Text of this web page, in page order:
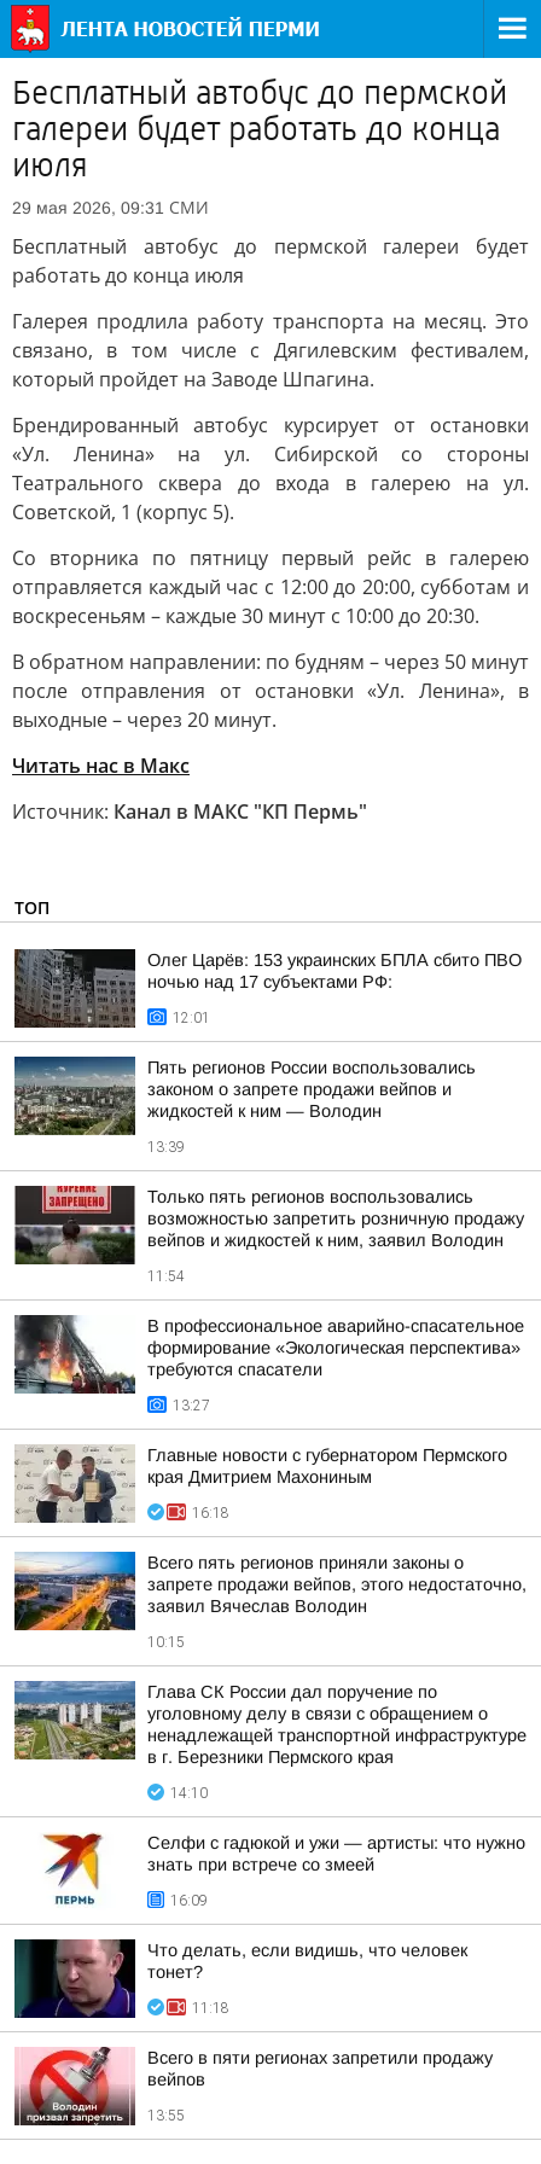
Бесплатный автобус до пермской
галереи будет работать до конца
июля
29 мая 2026, 09:31 СМИ
Бесплатный автобус до пермской галереи будет
работать до конца июля
Галерея продлила работу транспорта на месяц. Это
связано, в том числе с Дягилевским фестивалем,
который пройдет на Заводе Шпагина.
Брендированный автобус курсирует от остановки
«Ул. Ленина» на ул. Сибирской со стороны
Театрального сквера до входа в галерею на ул.
Советской, 1 (корпус 5).
Со вторника по пятницу первый рейс в галерею
отправляется каждый час с 12:00 до 20:00, субботам и
воскресеньям – каждые 30 минут с 10:00 до 20:30.
В обратном направлении: по будням – через 50 минут
после отправления от остановки «Ул. Ленина», в
выходные – через 20 минут.
Читать нас в Макс
Источник: Канал в МАКС "КП Пермь"
ТОП
Олег Царёв: 153 украинских БПЛА сбито ПВО
ночью над 17 субъектами РФ:
12:01
Пять регионов России воспользовались
законом о запрете продажи вейпов и
жидкостей к ним — Володин
13:39
Только пять регионов воспользовались
возможностью запретить розничную продажу
вейпов и жидкостей к ним, заявил Володин
11:54
В профессиональное аварийно-спасательное
формирование «Экологическая перспектива»
требуются спасатели
13:27
Главные новости с губернатором Пермского
края Дмитрием Махониным
16:18
Всего пять регионов приняли законы о
запрете продажи вейпов, этого недостаточно,
заявил Вячеслав Володин
10:15
Глава СК России дал поручение по
уголовному делу в связи с обращением о
ненадлежащей транспортной инфраструктуре
в г. Березники Пермского края
14:10
Селфи с гадюкой и ужи — артисты: что нужно
знать при встрече со змеей
16:09
Что делать, если видишь, что человек
тонет?
11:18
Всего в пяти регионах запретили продажу
вейпов
13:55